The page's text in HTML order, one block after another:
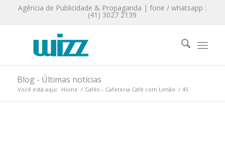
Agência de Publicidade & Propaganda | fone / whatsapp :
(41) 3027 2139
Blog - Últimas notícias
Você está aqui: Home / Cafés – Cafeteria Café com Limão / 45